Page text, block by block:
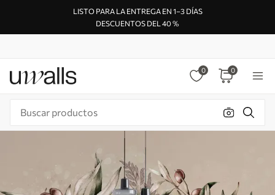
LISTO PARA LA ENTREGA EN 1–3 DÍAS
DESCUENTOS DEL 40 %
0 0